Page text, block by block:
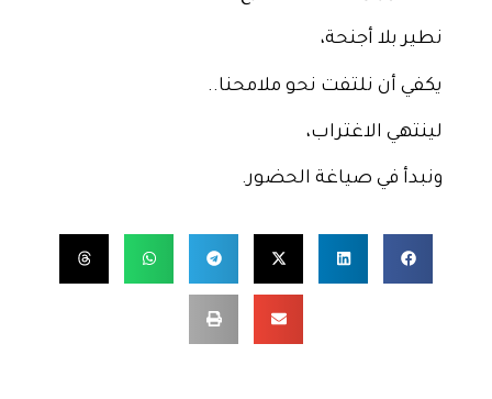
نطير بلا أجنحة،
يكفي أن نلتفت نحو ملامحنا..
لينتهي الاغتراب،
ونبدأ في صياغة الحضور.